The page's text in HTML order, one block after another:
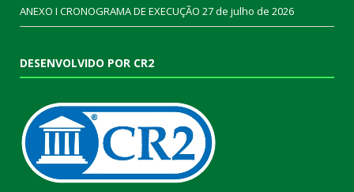
ANEXO I CRONOGRAMA DE EXECUÇÃO 27 de julho de 2026
DESENVOLVIDO POR CR2